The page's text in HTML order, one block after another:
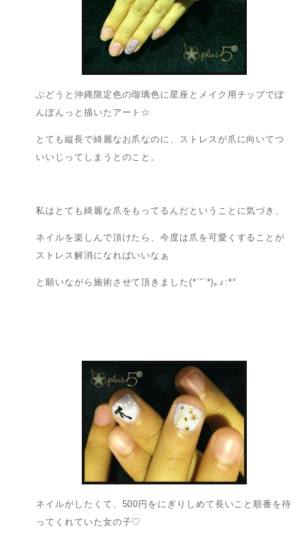
ぶどうと沖縄限定色の瑠璃色に星座とメイク用チップでぽ
んぽんっと描いたアート☆
とても縦長で綺麗なお爪なのに、ストレスが爪に向いてつ
いいじってしまうとのこと。
私はとても綺麗な爪をもってるんだということに気づき、
ネイルを楽しんで頂けたら、今度は爪を可愛くすることが
ストレス解消になればいいなぁ
と願いながら施術させて頂きました(*ˊ˘ˋ*)｡♪:*°
ネイルがしたくて、500円をにぎりしめて長いこと順番を待
ってくれていた女の子♡